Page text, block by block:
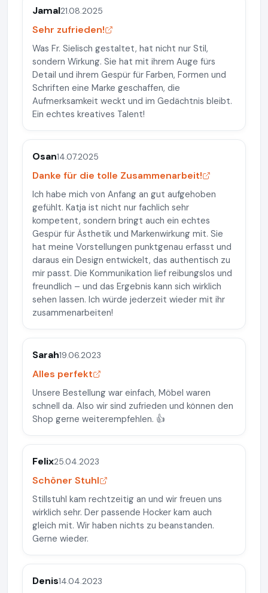
Jamal21.08.2025
Sehr zufrieden!
Was Fr. Sielisch gestaltet, hat nicht nur Stil,
sondern Wirkung. Sie hat mit ihrem Auge fürs
Detail und ihrem Gespür für Farben, Formen und
Schriften eine Marke geschaffen, die
Aufmerksamkeit weckt und im Gedächtnis bleibt.
Ein echtes kreatives Talent!
Osan14.07.2025
Danke für die tolle Zusammenarbeit!
Ich habe mich von Anfang an gut aufgehoben
gefühlt. Katja ist nicht nur fachlich sehr
kompetent, sondern bringt auch ein echtes
Gespür für Ästhetik und Markenwirkung mit. Sie
hat meine Vorstellungen punktgenau erfasst und
daraus ein Design entwickelt, das authentisch zu
mir passt. Die Kommunikation lief reibungslos und
freundlich – und das Ergebnis kann sich wirklich
sehen lassen. Ich würde jederzeit wieder mit ihr
zusammenarbeiten!
Sarah19.06.2023
Alles perfekt
Unsere Bestellung war einfach, Möbel waren
schnell da. Also wir sind zufrieden und können den
Shop gerne weiterempfehlen. 👍
Felix25.04.2023
Schöner Stuhl
Stillstuhl kam rechtzeitig an und wir freuen uns
wirklich sehr. Der passende Hocker kam auch
gleich mit. Wir haben nichts zu beanstanden.
Gerne wieder.
Denis14.04.2023